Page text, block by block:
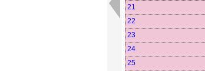
21
22
23
24
25